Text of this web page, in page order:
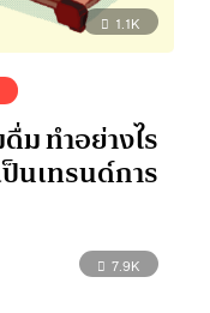
1.1K
ม ทำอย่างไร
ป็นเทรนด์การ
7.9K